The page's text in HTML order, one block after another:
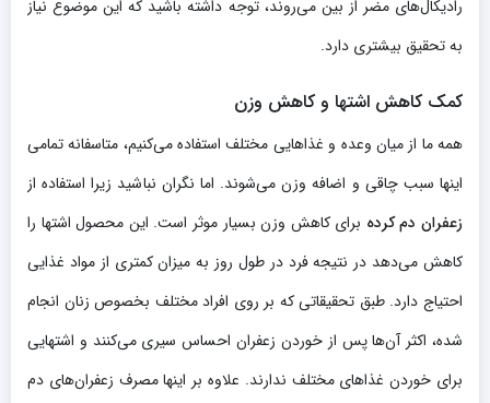
رادیکال‌های مضر از بین می‌روند، توجه داشته باشید که این موضوع نیاز
به تحقیق بیشتری دارد.
کمک کاهش اشتها و کاهش وزن
همه ما از میان وعده و غذاهایی مختلف استفاده می‌کنیم، متاسفانه تمامی
اینها سبب چاقی و اضافه وزن می‌شوند. اما نگران نباشید زیرا استفاده از
زعفران دم کرده برای کاهش وزن بسیار موثر است. این محصول اشتها را
کاهش می‌دهد در نتیجه فرد در طول روز به میزان کمتری از مواد غذایی
احتیاج دارد. طبق تحقیقاتی که بر روی افراد مختلف بخصوص زنان انجام
شده، اکثر آن‌ها پس از خوردن زعفران احساس سیری می‌کنند و اشتهایی
برای خوردن غذاهای مختلف ندارند. علاوه بر اینها مصرف زعفران‌های دم